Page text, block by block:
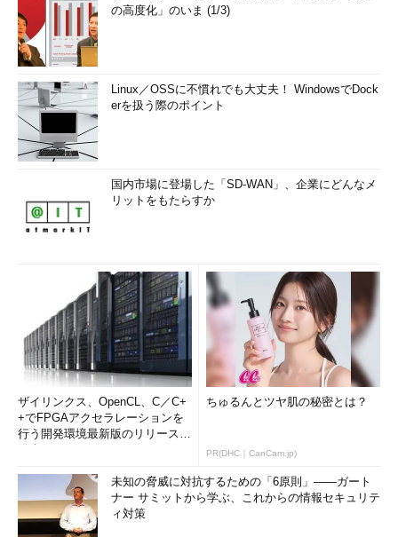
の高度化」のいま (1/3)
Linux／OSSに不慣れでも大丈夫！ WindowsでDock
erを扱う際のポイント
国内市場に登場した「SD-WAN」、企業にどんなメ
リットをもたらすか
ザイリンクス、OpenCL、C／C+
+でFPGAアクセラレーションを
行う開発環境最新版のリリースを
ちゅるんとツヤ肌の秘密とは？
PR(DHC｜CanCam.jp)
未知の脅威に対抗するための「6原則」――ガート
ナー サミットから学ぶ、これからの情報セキュリテ
ィ対策